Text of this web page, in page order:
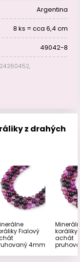
Argentina
8 ks = cca 6,4 cm
49042-8
z drahých
Fialový
4mm
koráliky
achát